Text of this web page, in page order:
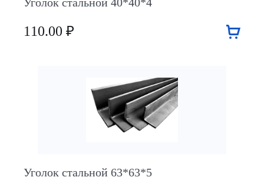
Уголок стальной 40*40*4
110.00 ₽
Уголок стальной 63*63*5